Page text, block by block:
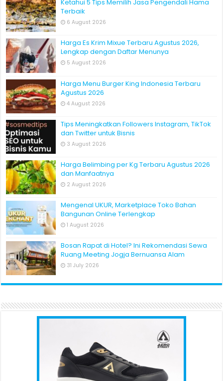
Ketahui 5 Tips Memilih Jasa Pengendali Hama
Terbaik
6 August 2026
Harga Es Krim Mixue Terbaru Agustus 2026,
Lengkap dengan Daftar Menunya
5 August 2026
Harga Menu Burger King Indonesia Terbaru
Agustus 2026
4 August 2026
Tips Meningkatkan Followers Instagram, TikTok
dan Twitter untuk Bisnis
3 August 2026
Harga Belimbing per Kg Terbaru Agustus 2026
dan Manfaatnya
2 August 2026
Mengenal UKUR, Marketplace Toko Bahan
Bangunan Online Terlengkap
1 August 2026
Bosan Rapat di Hotel? Ini Rekomendasi Sewa
Ruang Meeting Jogja Bernuansa Alam
31 July 2026